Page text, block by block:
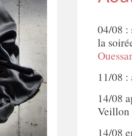
04/08 :
la
11/08
14/08
Veillon
14/08